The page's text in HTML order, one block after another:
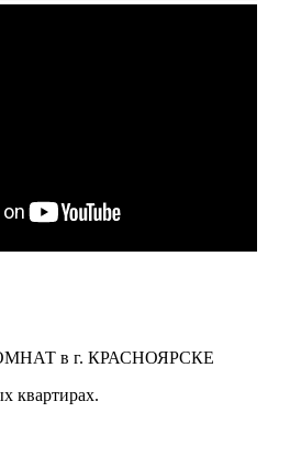
в г. КРАСНОЯРСКЕ
квартирах.